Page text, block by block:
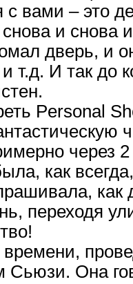
с вами – это
и снова
дверь, и
т.д. И так до
Personal
через
как
переходя
Она